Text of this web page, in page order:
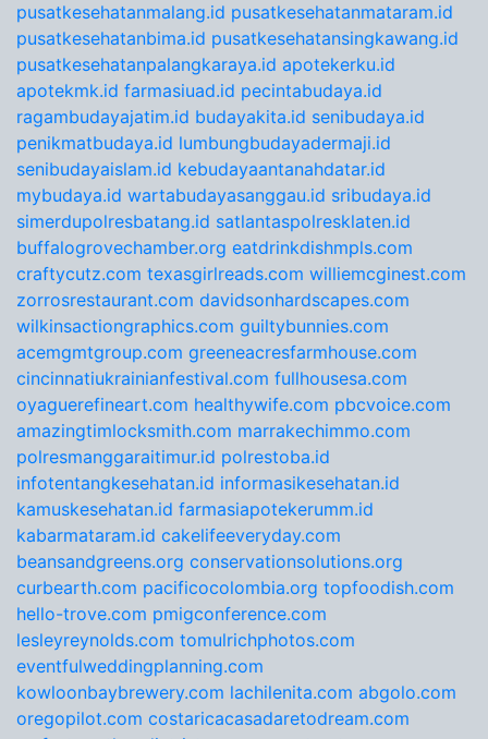
pusatkesehatanmalang.id pusatkesehatanmataram.id
pusatkesehatanbima.id pusatkesehatansingkawang.id
pusatkesehatanpalangkaraya.id apotekerku.id
apotekmk.id farmasiuad.id pecintabudaya.id
ragambudayajatim.id budayakita.id senibudaya.id
penikmatbudaya.id lumbungbudayadermaji.id
senibudayaislam.id kebudayaantanahdatar.id
mybudaya.id wartabudayasanggau.id sribudaya.id
simerdupolresbatang.id satlantaspolresklaten.id
buffalogrovechamber.org eatdrinkdishmpls.com
craftycutz.com texasgirlreads.com williemcginest.com
zorrosrestaurant.com davidsonhardscapes.com
wilkinsactiongraphics.com guiltybunnies.com
acemgmtgroup.com greeneacresfarmhouse.com
cincinnatiukrainianfestival.com fullhousesa.com
oyaguerefineart.com healthywife.com pbcvoice.com
amazingtimlocksmith.com marrakechimmo.com
polresmanggaraitimur.id polrestoba.id
infotentangkesehatan.id informasikesehatan.id
kamuskesehatan.id farmasiapotekerumm.id
kabarmataram.id cakelifeeveryday.com
beansandgreens.org conservationsolutions.org
curbearth.com pacificocolombia.org topfoodish.com
hello-trove.com pmigconference.com
lesleyreynolds.com tomulrichphotos.com
eventfulweddingplanning.com
kowloonbaybrewery.com lachilenita.com abgolo.com
oregopilot.com costaricacasadaretodream.com